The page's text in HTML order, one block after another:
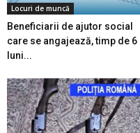
Locuri de muncă
Beneficiarii de ajutor social
care se angajează, timp de 6
luni...